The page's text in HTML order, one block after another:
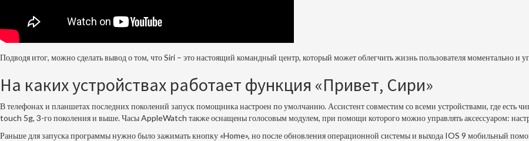
Подводя итог, можно сделать вывод о том, что Siri – это настоящий командный центр, который может облегчить жизнь пользователя моментально и
На каких устройствах работает функция «Привет, Сири»
В телефонах и планшетах последних поколений запуск помощника настроен по умолчанию. Ассистент совместим со всеми устройствами, где
touch 5g, 3-го поколения и выше. Часы AppleWatch также оснащены голосовым модулем, при помощи которого можно управлять аксессуаром:
Раньше для запуска программы нужно было зажимать кнопку «Home», но после обновления операционной системы и выхода IOS 9 мобильный